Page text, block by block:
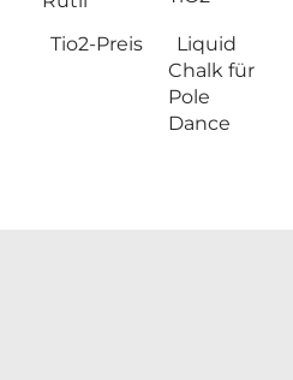
Tio2-Preis
Liquid
Chalk für
Pole
Dance